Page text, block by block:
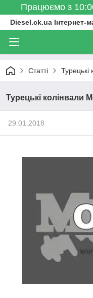
Працюємо з
Diesel.ck.ua Інтернет-
Статті
Турецькі колінвали
29.01.2018